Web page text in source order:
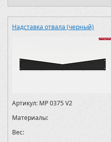
Надставка отвала (черный)
Артикул: MP 0375 V2
Материалы:
Вес: